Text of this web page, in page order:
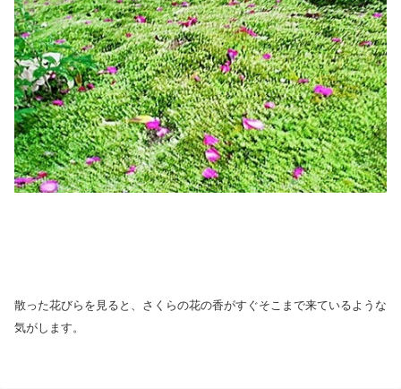
散った花びらを見ると、さくらの花の香がすぐそこまで来ているような
気がします。